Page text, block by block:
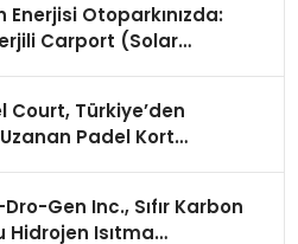
Enerjisi Otoparkınızda:
Carport (Solar
Court, Türkiye’den
Padel Kort
Gen Inc., Sıfır Karbon
Hidrojen Isıtma